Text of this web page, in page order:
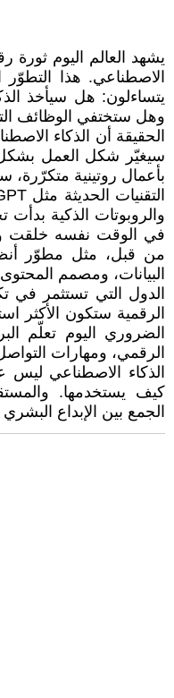
يشهد العالم اليوم ثورة
الاصطناعي. هذا
يتساءلون: هل سيأخذ
وهل ستختفي الوظائف
الحقيقة أن الذكاء
سيغيّر شكل العمل
بأعمال روتينية متكرّرة،
والروبوتات الذكية بدأت
في الوقت نفسه خلقت
من قبل، مثل مطوّر
البيانات، ومصمم
الدول التي تستثمر في
الرقمية ستكون الأكثر
الضروري اليوم تعلّم
الرقمي، ومهارات
الذكاء الاصطناعي
كيف يستخدمها.
الجمع بين الإبداع البشري